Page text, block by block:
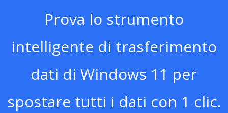
Prova lo strumento
intelligente di trasferimento
dati di Windows 11 per
spostare tutti i dati con 1 clic.